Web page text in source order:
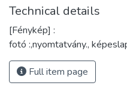
Technical details
[Fénykép] :
fotó :,nyomtatvány.,
Full item page